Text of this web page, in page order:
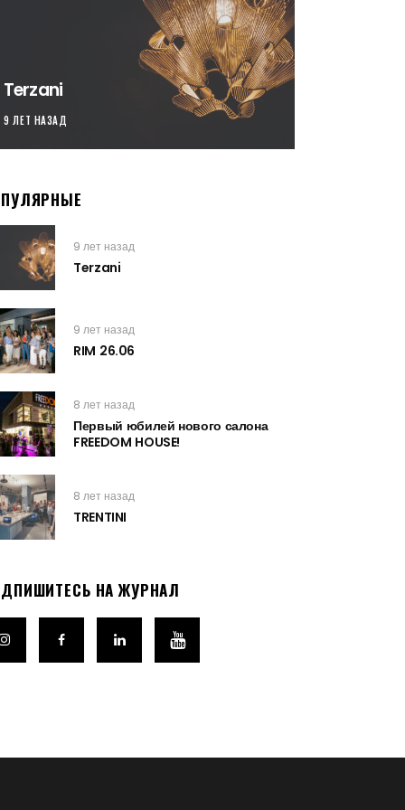
Terzani
9 ЛЕТ НАЗАД
9 лет назад
Terzani
9 лет назад
RIM 26.06
8 лет назад
Первый юбилей нового салона
FREEDOM HOUSE!
8 лет назад
TRENTINI
НА ЖУРНАЛ